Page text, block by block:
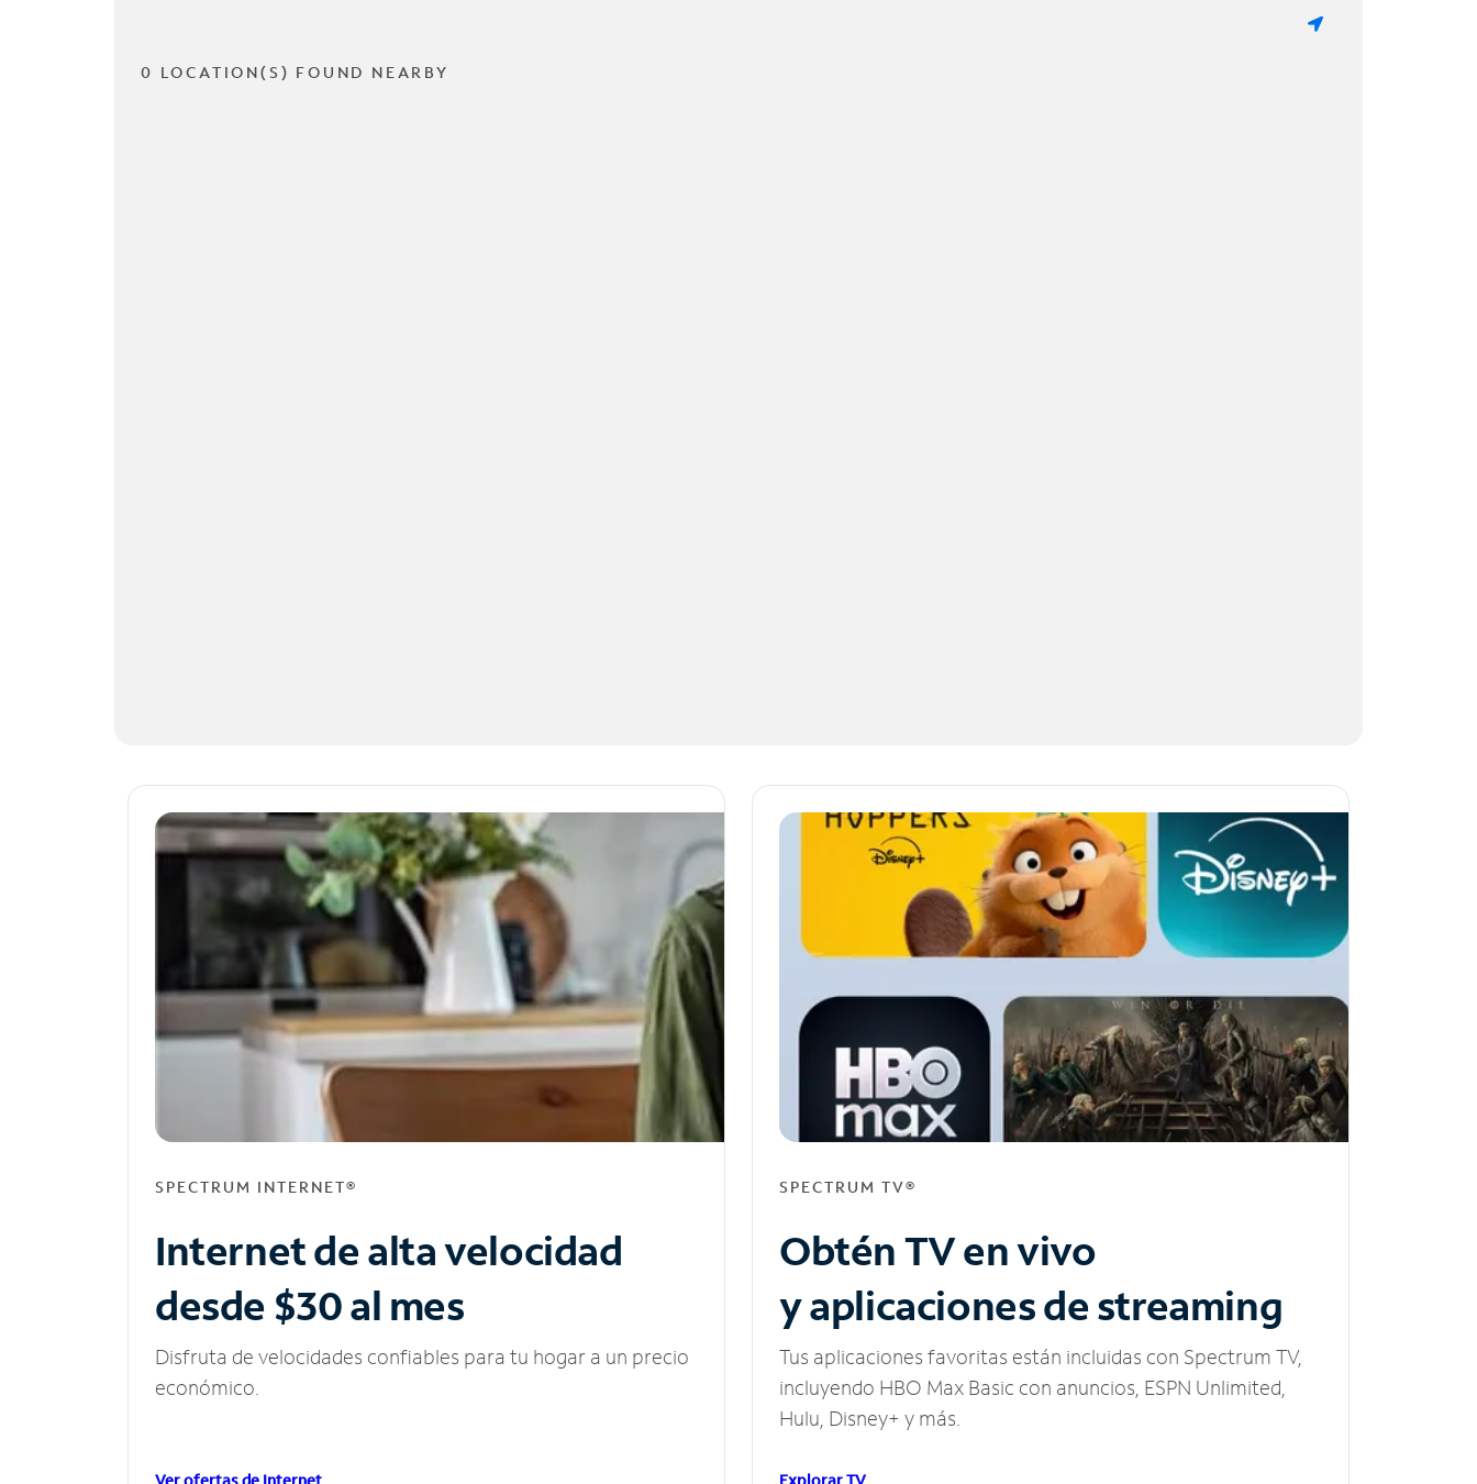
0 LOCATION(S) FOUND NEARBY
SPECTRUM INTERNET®
Internet de alta velocidad
desde $30 al mes
Disfruta de velocidades confiables para tu hogar a un precio
económico.
SPECTRUM TV®
Obtén TV en vivo
y aplicaciones de streaming
Tus aplicaciones favoritas están incluidas con Spectrum TV,
incluyendo HBO Max Basic con anuncios, ESPN Unlimited,
Hulu, Disney+ y más.